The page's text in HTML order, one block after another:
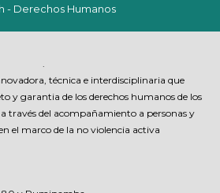
- Derechos Humanos
técnica e interdisciplinaria que
y garantia de los derechos humanos de los
través del acompañamiento a personas y
el marco de la no violencia activa